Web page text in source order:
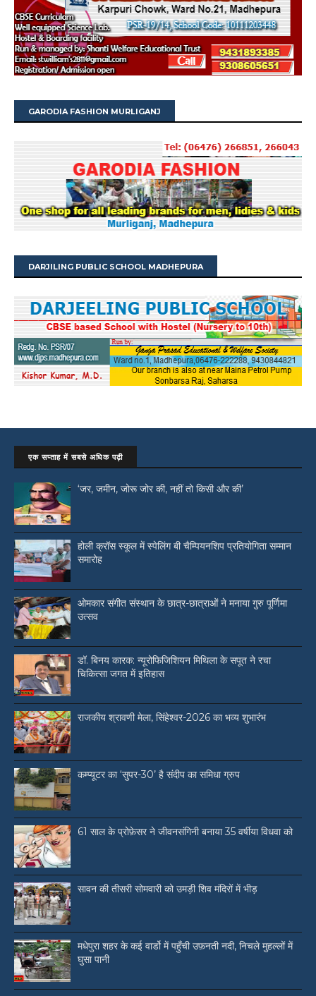
GARODIA FASHION MURLIGANJ
DARJILING PUBLIC SCHOOL MADHEPURA
एक सप्ताह में सबसे अधिक पढ़ी
‘जर, जमीन, जोरू जोर की, नहीं तो किसी और की’
होली क्रॉस स्कूल में स्पेलिंग बी चैम्पियनशिप प्रतियोगिता सम्मान
समारोह
ओमकार संगीत संस्थान के छात्र-छात्राओं ने मनाया गुरु पूर्णिमा
उत्सव
डॉ. बिनय कारक: न्यूरोफिजिशियन मिथिला के सपूत ने रचा
चिकित्सा जगत में इतिहास
राजकीय श्रावणी मेला, सिंहेश्वर-2026 का भव्य शुभारंभ
कम्प्यूटर का ‘सुपर-30’ है संदीप का समिधा ग्रुप
61 साल के प्रोफ़ेसर ने जीवनसंगिनी बनाया 35 वर्षीया विधवा को
सावन की तीसरी सोमवारी को उमड़ी शिव मंदिरों में भीड़
मधेपुरा शहर के कई वार्डो में पहुँची उफ़नती नदी, निचले मुहल्लों में
घुसा पानी